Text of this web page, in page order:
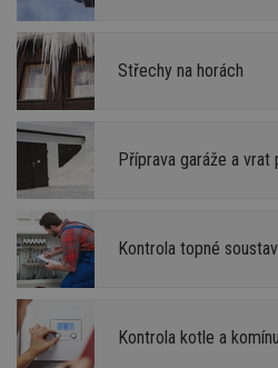
Střechy na horách
Příprava garáže a vrat
Kontrola topné
Kontrola kotle a komínu